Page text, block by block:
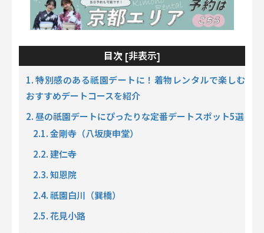
目次 [非表示]
1. 特別感のある祇園デートに！着物レンタルで楽しむ
おすすめデートコースを紹介
2. 昼の祇園デートにぴったりな定番デートスポット5選
2.1. 金剛寺（八坂庚申堂）
2.2. 建仁寺
2.3. 知恩院
2.4. 祇園白川（巽橋）
2.5. 花見小路